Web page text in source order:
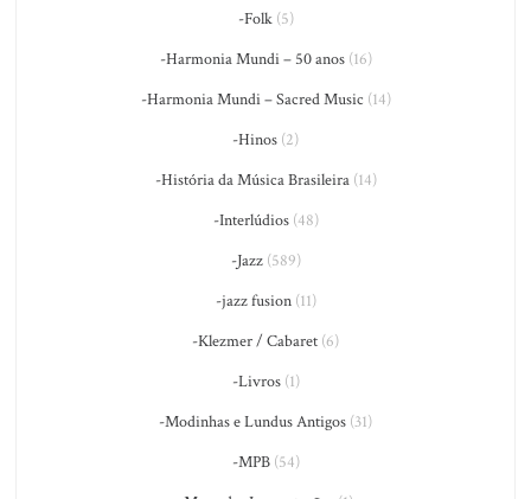
-Folk(5)
-Harmonia Mundi – 50 anos(16)
-Harmonia Mundi – Sacred Music (14)
-Hinos (2)
-História da Música Brasileira(14)
-Interlúdios(48)
-Jazz(589)
-jazz fusion(11)
-Klezmer / Cabaret (6)
-Livros(1)
-Modinhas e Lundus Antigos (31)
-MPB(54)